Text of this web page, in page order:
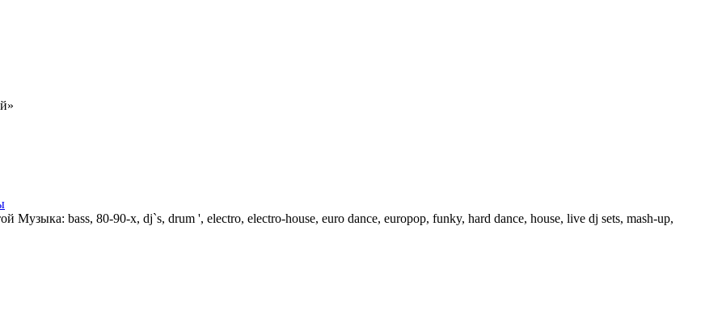
bass, 80-90-х, dj`s, drum ', electro, electro-house, euro dance, europop, funky, hard dance, house, live dj sets, mash-up,